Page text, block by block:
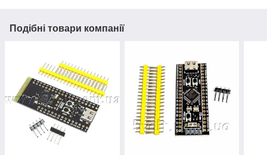
Подібні товари компанії